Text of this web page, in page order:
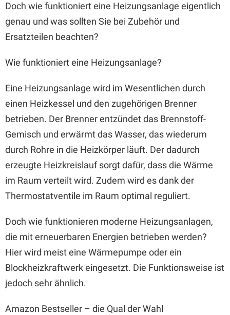
Doch wie funktioniert eine Heizungsanlage eigentlich
genau und was sollten Sie bei Zubehör und
Ersatzteilen beachten?
Wie funktioniert eine Heizungsanlage?
Eine Heizungsanlage wird im Wesentlichen durch
einen Heizkessel und den zugehörigen Brenner
betrieben. Der Brenner entzündet das Brennstoff-
Gemisch und erwärmt das Wasser, das wiederum
durch Rohre in die Heizkörper läuft. Der dadurch
erzeugte Heizkreislauf sorgt dafür, dass die Wärme
im Raum verteilt wird. Zudem wird es dank der
Thermostatventile im Raum optimal reguliert.
Doch wie funktionieren moderne Heizungsanlagen,
die mit erneuerbaren Energien betrieben werden?
Hier wird meist eine Wärmepumpe oder ein
Blockheizkraftwerk eingesetzt. Die Funktionsweise ist
jedoch sehr ähnlich.
Amazon Bestseller – die Qual der Wahl